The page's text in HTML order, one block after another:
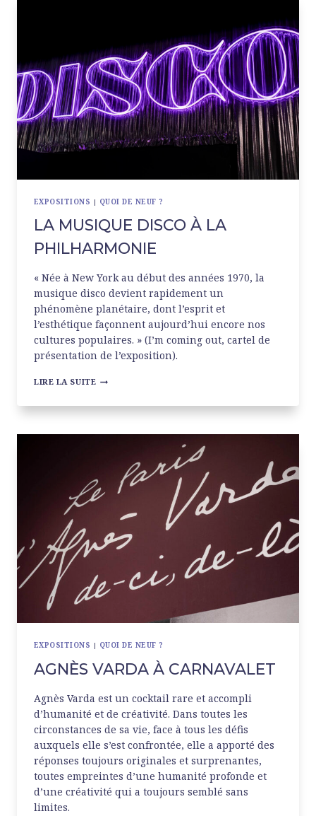
EXPOSITIONS | QUOI DE NEUF ?
LA MUSIQUE DISCO À LA
PHILHARMONIE
« Née à New York au début des années 1970, la
musique disco devient rapidement un
phénomène planétaire, dont l’esprit et
l’esthétique façonnent aujourd’hui encore nos
cultures populaires. » (I’m coming out, cartel de
présentation de l’exposition).
LIRE LA SUITE LA
DISCO
EXPOSITIONS | QUOI DE NEUF ?
AGNÈS VARDA À CARNAVALET
Agnès Varda est un cocktail rare et accompli
d’humanité et de créativité. Dans toutes les
circonstances de sa vie, face à tous les défis
auxquels elle s’est confrontée, elle a apporté des
réponses toujours originales et surprenantes,
toutes empreintes d’une humanité profonde et
d’une créativité qui a toujours semblé sans
limites.